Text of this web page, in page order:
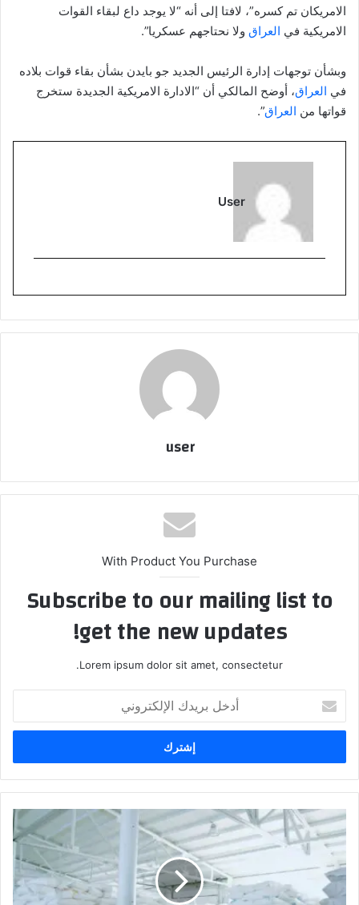
الامريكان تم كسره”، لافتا إلى أنه “لا يوجد داع لبقاء القوات
الامريكية في العراق ولا نحتاجهم عسكريا”.
وبشأن توجهات إدارة الرئيس الجديد جو بايدن بشأن بقاء قوات بلاده
في العراق، أوضح المالكي أن “الادارة الامريكية الجديدة ستخرج
قواتها من العراق”.
User
user
With Product You Purchase
Subscribe to our mailing list to
get the new updates!
Lorem ipsum dolor sit amet, consectetur.
بريدك
الإلكتروني
التجارة
تعلن
تجهيز
مفردات
التموينية